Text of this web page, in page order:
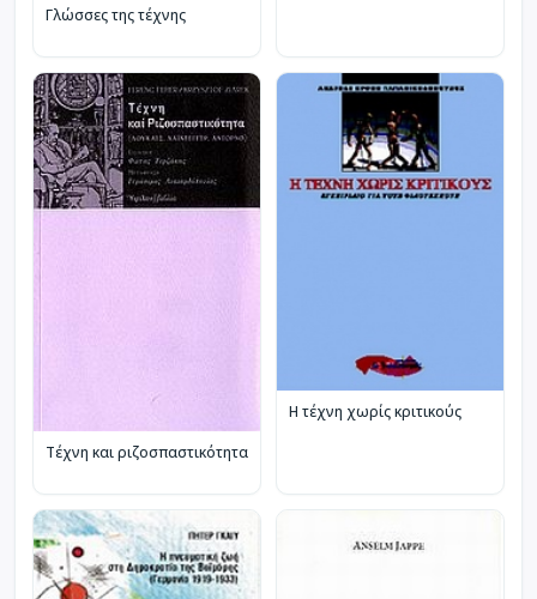
Γλώσσες της τέχνης
Τέχνη και ριζοσπαστικότητα
Η τέχνη χωρίς κριτικούς